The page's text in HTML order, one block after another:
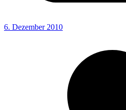
6. Dezember 2010